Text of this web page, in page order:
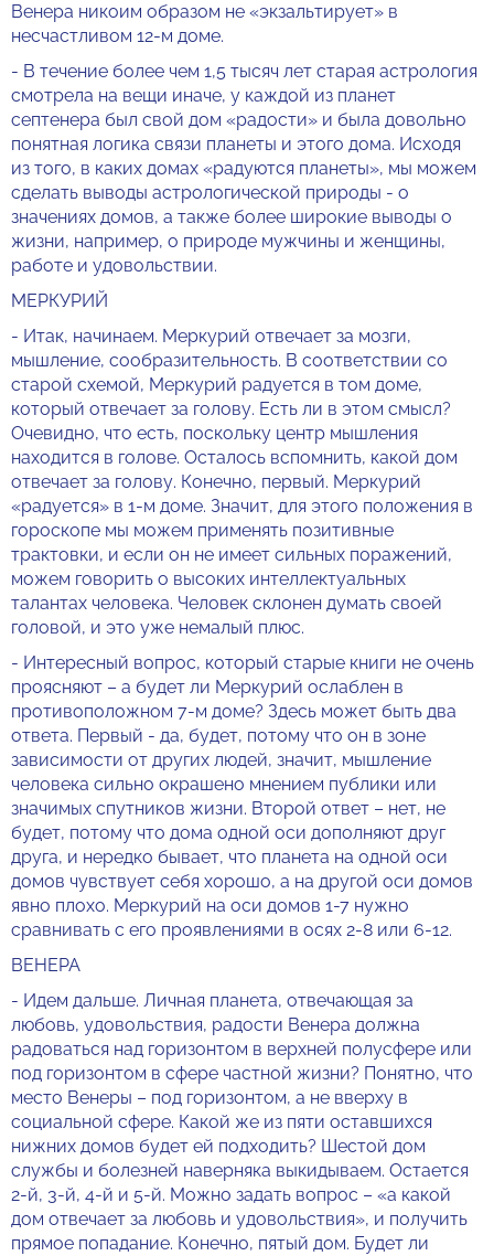
Венера никоим образом не «экзальтирует» в
несчастливом 12-м доме.
- В течение более чем 1,5 тысяч лет старая астрология
смотрела на вещи иначе, у каждой из планет
септенера был свой дом «радости» и была довольно
понятная логика связи планеты и этого дома. Исходя
из того, в каких домах «радуются планеты», мы можем
сделать выводы астрологической природы - о
значениях домов, а также более широкие выводы о
жизни, например, о природе мужчины и женщины,
работе и удовольствии.
МЕРКУРИЙ
- Итак, начинаем. Меркурий отвечает за мозги,
мышление, сообразительность. В соответствии со
старой схемой, Меркурий радуется в том доме,
который отвечает за голову. Есть ли в этом смысл?
Очевидно, что есть, поскольку центр мышления
находится в голове. Осталось вспомнить, какой дом
отвечает за голову. Конечно, первый. Меркурий
«радуется» в 1-м доме. Значит, для этого положения в
гороскопе мы можем применять позитивные
трактовки, и если он не имеет сильных поражений,
можем говорить о высоких интеллектуальных
талантах человека. Человек склонен думать своей
головой, и это уже немалый плюс.
- Интересный вопрос, который старые книги не очень
проясняют – а будет ли Меркурий ослаблен в
противоположном 7-м доме? Здесь может быть два
ответа. Первый - да, будет, потому что он в зоне
зависимости от других людей, значит, мышление
человека сильно окрашено мнением публики или
значимых спутников жизни. Второй ответ – нет, не
будет, потому что дома одной оси дополняют друг
друга, и нередко бывает, что планета на одной оси
домов чувствует себя хорошо, а на другой оси домов
явно плохо. Меркурий на оси домов 1-7 нужно
сравнивать с его проявлениями в осях 2-8 или 6-12.
ВЕНЕРА
- Идем дальше. Личная планета, отвечающая за
любовь, удовольствия, радости Венера должна
радоваться над горизонтом в верхней полусфере или
под горизонтом в сфере частной жизни? Понятно, что
место Венеры – под горизонтом, а не вверху в
социальной сфере. Какой же из пяти оставшихся
нижних домов будет ей подходить? Шестой дом
службы и болезней наверняка выкидываем. Остается
2-й, 3-й, 4-й и 5-й. Можно задать вопрос – «а какой
дом отвечает за любовь и удовольствия», и получить
прямое попадание. Конечно, пятый дом. Будет ли